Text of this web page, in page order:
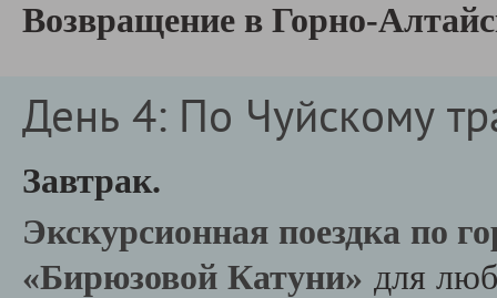
Возвращение в Горно-
День 4: По Чуйскому
Завтрак.
Экскурсионная поездка по
«Бирюзовой Катуни» для